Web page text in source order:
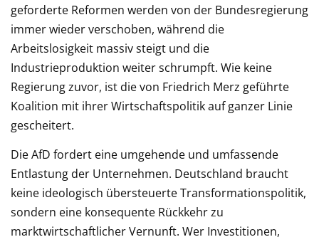
geforderte Reformen werden von der Bundesregierung
immer wieder verschoben, während die
Arbeitslosigkeit massiv steigt und die
Industrieproduktion weiter schrumpft. Wie keine
Regierung zuvor, ist die von Friedrich Merz geführte
Koalition mit ihrer Wirtschaftspolitik auf ganzer Linie
gescheitert.
Die AfD fordert eine umgehende und umfassende
Entlastung der Unternehmen. Deutschland braucht
keine ideologisch übersteuerte Transformationspolitik,
sondern eine konsequente Rückkehr zu
marktwirtschaftlicher Vernunft. Wer Investitionen,